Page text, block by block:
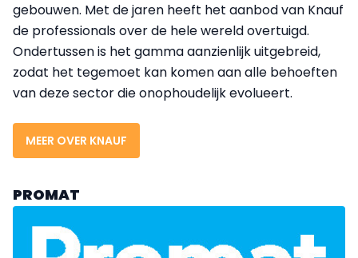
gebouwen. Met de jaren heeft het aanbod van Knauf
de professionals over de hele wereld overtuigd.
Ondertussen is het gamma aanzienlijk uitgebreid,
zodat het tegemoet kan komen aan alle behoeften
van deze sector die onophoudelijk evolueert.
MEER OVER KNAUF
PROMAT